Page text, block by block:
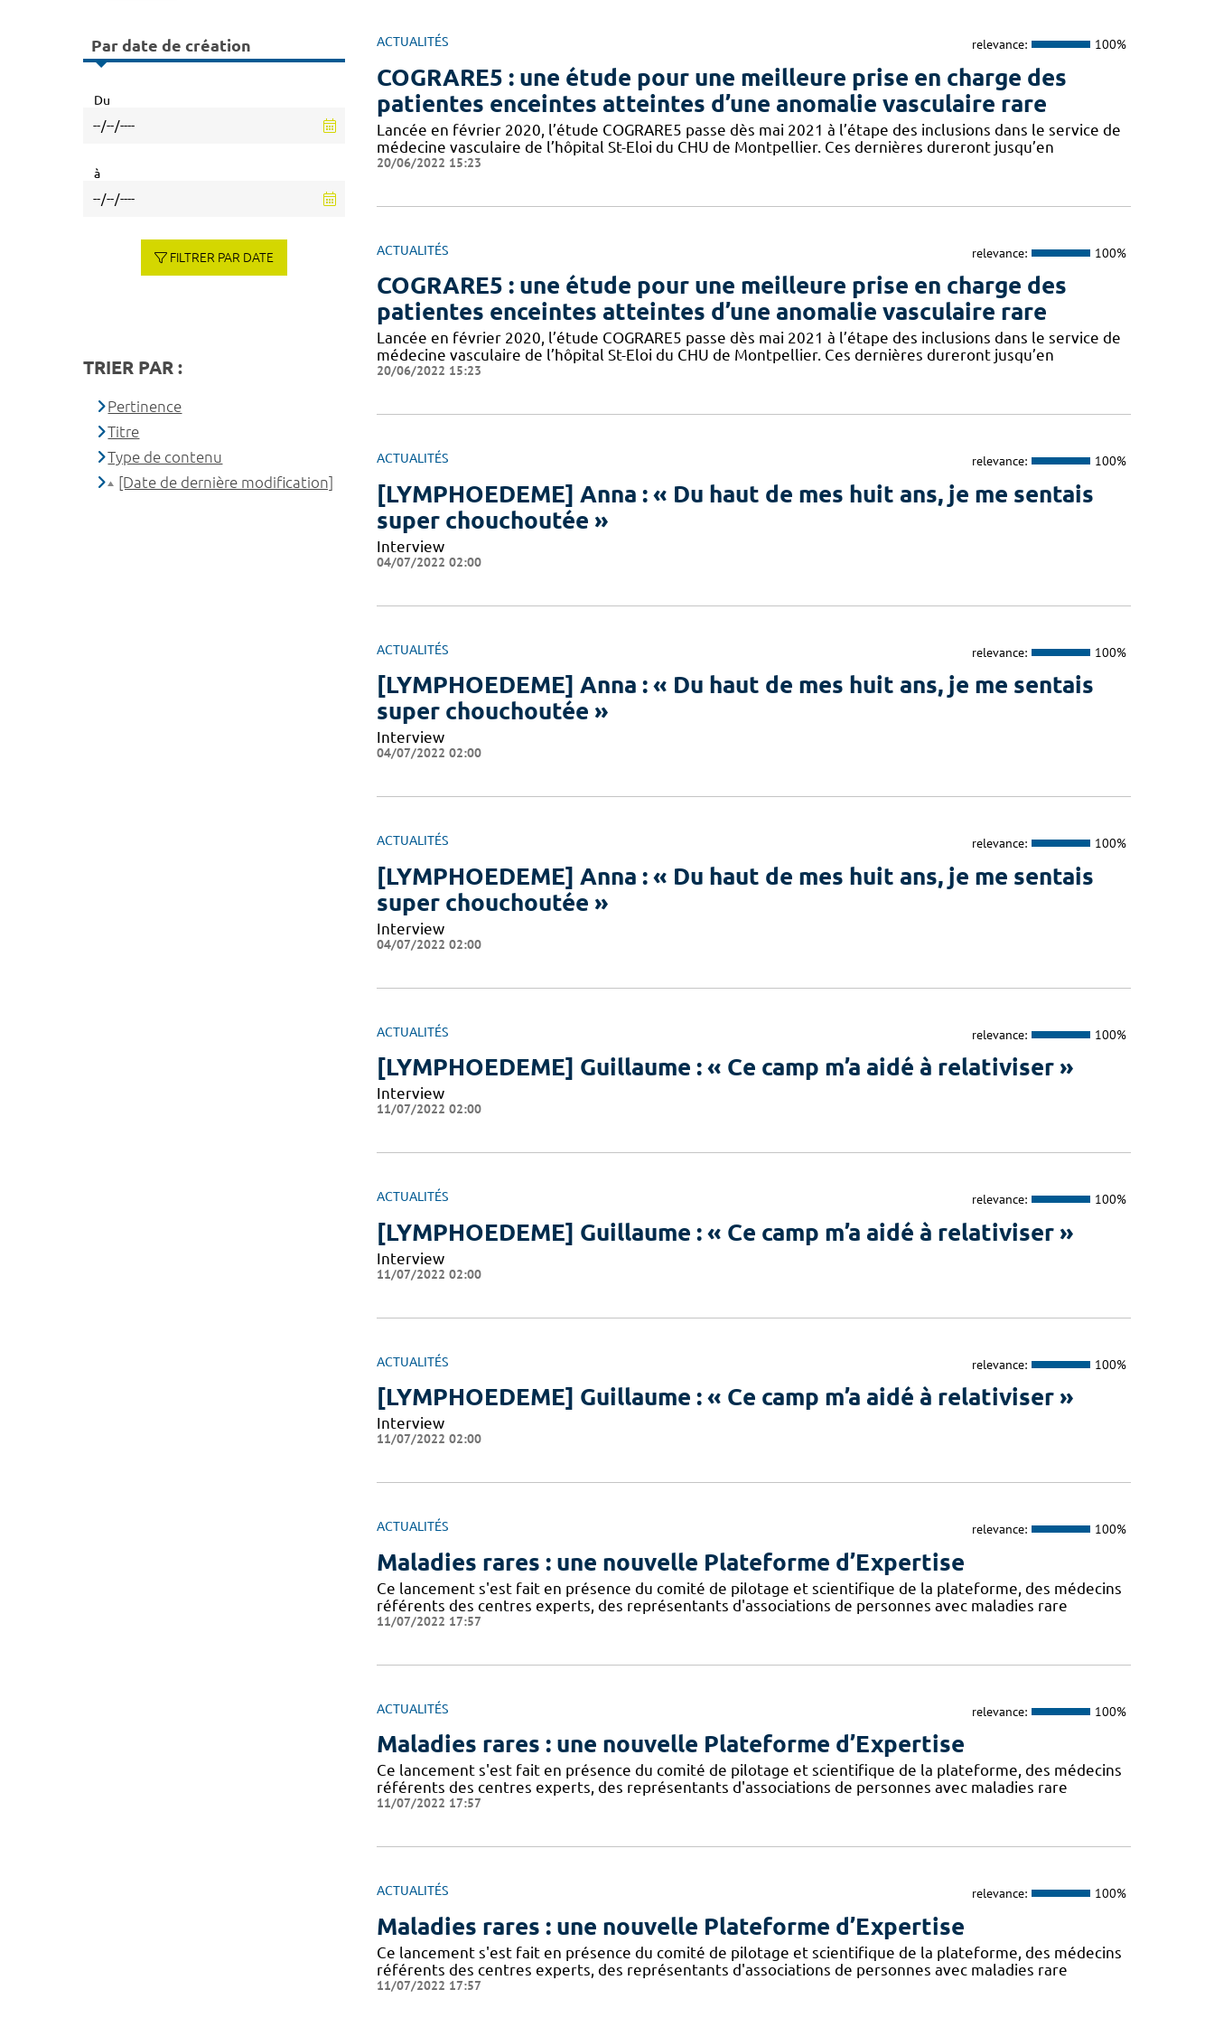
ACTUALITÉS relevance: 100%
COGRARE5 : une étude pour une meilleure prise en charge des
patientes enceintes atteintes d’une anomalie vasculaire rare
Lancée en février 2020, l’étude COGRARE5 passe dès mai 2021 à l’étape des inclusions dans le service de
médecine vasculaire de l’hôpital St-Eloi du CHU de Montpellier. Ces dernières dureront jusqu’en
20/06/2022 15:23
ACTUALITÉS relevance: 100%
COGRARE5 : une étude pour une meilleure prise en charge des
patientes enceintes atteintes d’une anomalie vasculaire rare
Lancée en février 2020, l’étude COGRARE5 passe dès mai 2021 à l’étape des inclusions dans le service de
médecine vasculaire de l’hôpital St-Eloi du CHU de Montpellier. Ces dernières dureront jusqu’en
20/06/2022 15:23
ACTUALITÉS relevance: 100%
[LYMPHOEDEME] Anna : « Du haut de mes huit ans, je me sentais
super chouchoutée »
Interview
04/07/2022 02:00
ACTUALITÉS relevance: 100%
[LYMPHOEDEME] Anna : « Du haut de mes huit ans, je me sentais
super chouchoutée »
Interview
04/07/2022 02:00
ACTUALITÉS relevance: 100%
[LYMPHOEDEME] Anna : « Du haut de mes huit ans, je me sentais
super chouchoutée »
Interview
04/07/2022 02:00
ACTUALITÉS relevance: 100%
[LYMPHOEDEME] Guillaume : « Ce camp m’a aidé à relativiser »
Interview
11/07/2022 02:00
ACTUALITÉS relevance: 100%
[LYMPHOEDEME] Guillaume : « Ce camp m’a aidé à relativiser »
Interview
11/07/2022 02:00
ACTUALITÉS relevance: 100%
[LYMPHOEDEME] Guillaume : « Ce camp m’a aidé à relativiser »
Interview
11/07/2022 02:00
ACTUALITÉS relevance: 100%
Maladies rares : une nouvelle Plateforme d’Expertise
Ce lancement s'est fait en présence du comité de pilotage et scientifique de la plateforme, des médecins
référents des centres experts, des représentants d'associations de personnes avec maladies rare
11/07/2022 17:57
ACTUALITÉS relevance: 100%
Maladies rares : une nouvelle Plateforme d’Expertise
Ce lancement s'est fait en présence du comité de pilotage et scientifique de la plateforme, des médecins
référents des centres experts, des représentants d'associations de personnes avec maladies rare
11/07/2022 17:57
ACTUALITÉS relevance: 100%
Maladies rares : une nouvelle Plateforme d’Expertise
Ce lancement s'est fait en présence du comité de pilotage et scientifique de la plateforme, des médecins
référents des centres experts, des représentants d'associations de personnes avec maladies rare
11/07/2022 17:57
Par date de création
Du
à
FILTRER PAR DATE
TRIER PAR :
Pertinence
Titre
Type de contenu
[Date de dernière modification]